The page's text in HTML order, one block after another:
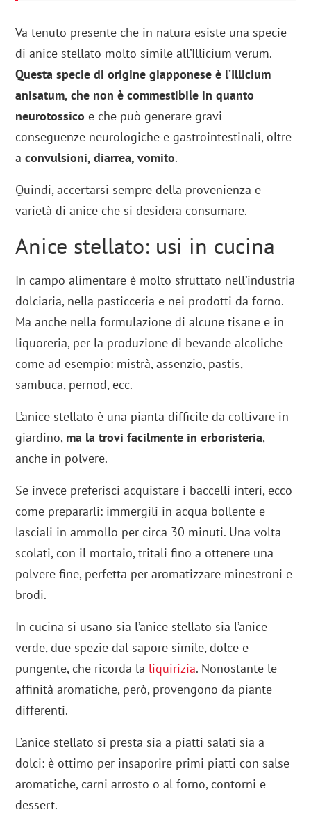
Va tenuto presente che in natura esiste una specie
di anice stellato molto simile all’Illicium verum.
Questa specie di origine giapponese è l’Illicium
anisatum, che non è commestibile in quanto
neurotossico e che può generare gravi
conseguenze neurologiche e gastrointestinali, oltre
a convulsioni, diarrea, vomito.
Quindi, accertarsi sempre della provenienza e
varietà di anice che si desidera consumare.
Anice stellato: usi in cucina
In campo alimentare è molto sfruttato nell’industria
dolciaria, nella pasticceria e nei prodotti da forno.
Ma anche nella formulazione di alcune tisane e in
liquoreria, per la produzione di bevande alcoliche
come ad esempio: mistrà, assenzio, pastis,
sambuca, pernod, ecc.
L’anice stellato è una pianta difficile da coltivare in
giardino, ma la trovi facilmente in erboristeria,
anche in polvere.
Se invece preferisci acquistare i baccelli interi, ecco
come prepararli: immergili in acqua bollente e
lasciali in ammollo per circa 30 minuti. Una volta
scolati, con il mortaio, tritali fino a ottenere una
polvere fine, perfetta per aromatizzare minestroni e
brodi.
In cucina si usano sia l’anice stellato sia l’anice
verde, due spezie dal sapore simile, dolce e
pungente, che ricorda la liquirizia. Nonostante le
affinità aromatiche, però, provengono da piante
differenti.
L’anice stellato si presta sia a piatti salati sia a
dolci: è ottimo per insaporire primi piatti con salse
aromatiche, carni arrosto o al forno, contorni e
dessert.